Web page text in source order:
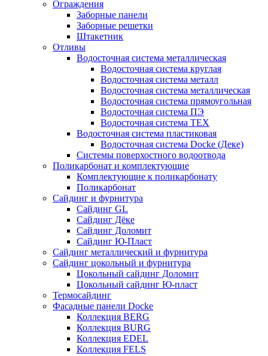
Ограждения
Заборные панели
Заборные решетки
Штакетник
Отливы
Водосточная система металлическая
Водосточная система круглая
Водосточная система металл
Водосточная система металлическая
Водосточная система прямоугольная
Водосточная система ПЭ
Водосточная система ТЕХ
Водосточная система пластиковая
Водосточная система Docke (Деке)
Системы поверхостного водоотвода
Поликарбонат и комплектующие
Комплектующие к поликарбонату
Поликарбонат
Сайдинг и фурнитура
Сайдинг GL
Сайдинг Дёке
Сайдинг Доломит
Сайдинг Ю-Пласт
Сайдинг металлический и фурнитура
Сайдинг цокольный и фурнитура
Цокольный сайдинг Доломит
Цокольный сайдинг Ю-пласт
Термосайдинг
Фасадные панели Docke
Коллекция BERG
Коллекция BURG
Коллекция EDEL
Коллекция FELS